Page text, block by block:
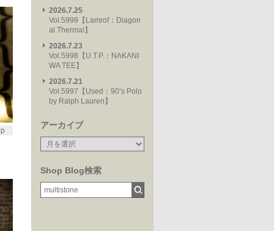
2026.7.25
Vol.5999【Lamrof：Diagon
al Thermal】
2026.7.23
Vol.5998【U.T.P.：NAKANI
WA TEE】
2026.7.21
Vol.5997【Used：90’s Polo
by Ralph Lauren】
アーカイブ
Shop Blog検索